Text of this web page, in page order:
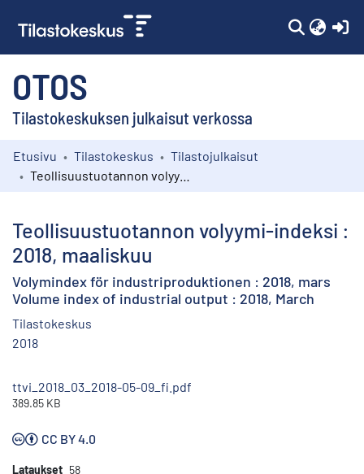
OTOS
Tilastokeskuksen julkaisut verkossa
Kokoelmat
Etusivu Tilastokeskus
Tilastojulkaisut
Teollisuustuotannon volyymi-indeksi :
2018, maaliskuu
Volymindex för industriproduktionen : 2018, mars
Volume index of industrial output : 2018, March
Tilastokeskus
2018
ttvi_2018_03_2018-05-09_fi.pdf
389.85 KB
CC BY 4.0
Lataukset 58